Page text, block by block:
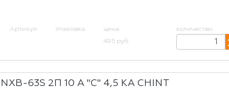
Артикул Упаковка
цена:
495 руб.
количество:
NXB-63S 2П 10 А "С" 4,5 КА CHINT